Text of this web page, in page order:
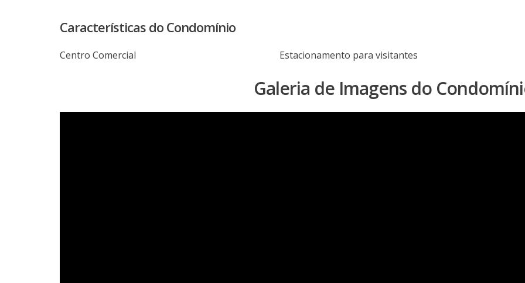
Características do Condomínio
Centro Comercial Estacionamento para visitantes
Galeria de Imagens do